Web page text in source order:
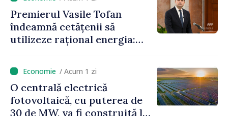
Premierul Vasile Tofan
îndeamnă cetățenii să
utilizeze rațional energia:
mari, trebuie să
economisim”/ Acum 1 zi
O centrală electrică
fotovoltaică, cu puterea de
30 de MW, va fi construită la